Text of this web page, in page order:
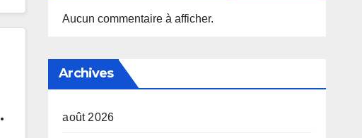
Aucun commentaire à afficher.
Archives
août 2026